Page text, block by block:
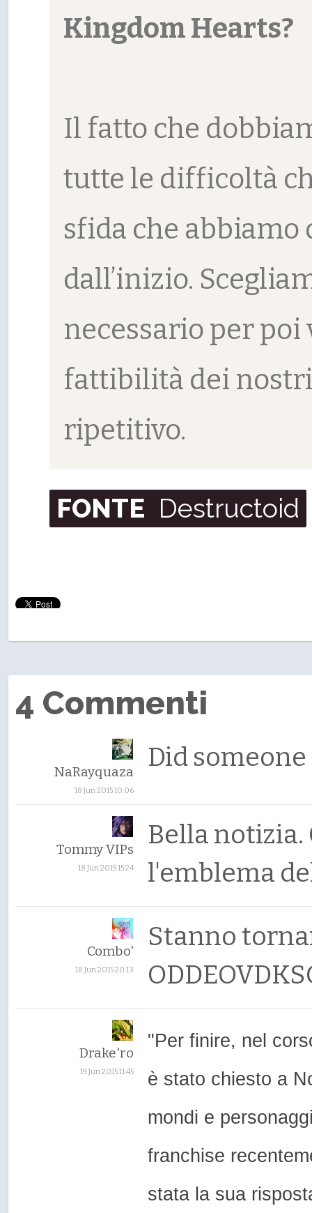
Kingdom Hearts?
Il fatto che
tutte le difficoltà
sfida che
dall’inizio.
necessario per
fattibilità dei
ripetitivo.
FONTE Destructoid
4 Commenti
NaRayquaza
18 Jun 2015 10:06
Did
Tommy VIPs
18 Jun 2015 15:24
Bella notizia.
l'emblema
Combo'
18 Jun 2015 20:13
Stanno
Drake'ro
19 Jun 2015 11:45
"Per finire, nel
è stato chiesto a
mondi e
franchise
stata la sua